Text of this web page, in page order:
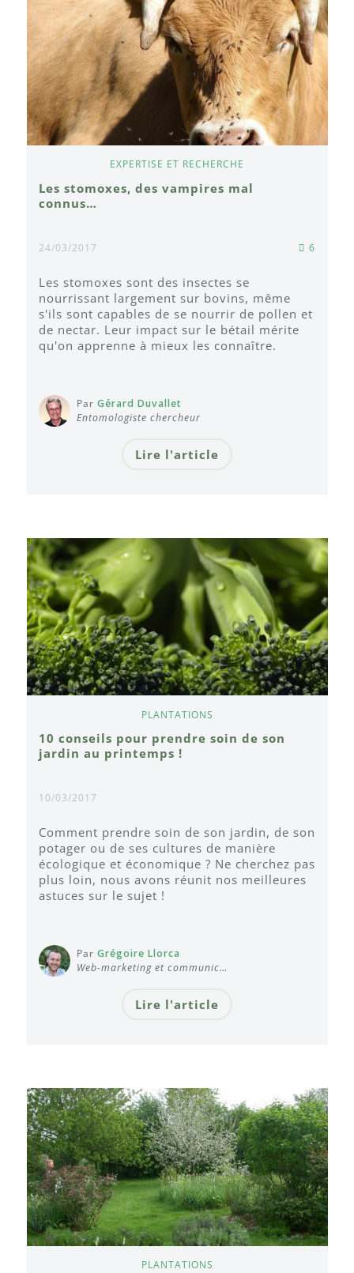
EXPERTISE ET RECHERCHE
Les stomoxes, des vampires mal
connus…
24/03/2017 6
Les stomoxes sont des insectes se
nourrissant largement sur bovins, même
s'ils sont capables de se nourrir de pollen et
de nectar. Leur impact sur le bétail mérite
qu'on apprenne à mieux les connaître.
Par Gérard Duvallet
Entomologiste chercheur
Lire l'article
PLANTATIONS
10 conseils pour prendre soin de son
jardin au printemps !
10/03/2017
Comment prendre soin de son jardin, de son
potager ou de ses cultures de manière
écologique et économique ? Ne cherchez pas
plus loin, nous avons réunit nos meilleures
astuces sur le sujet !
Par Grégoire Llorca
Web-marketing et communic…
Lire l'article
PLANTATIONS